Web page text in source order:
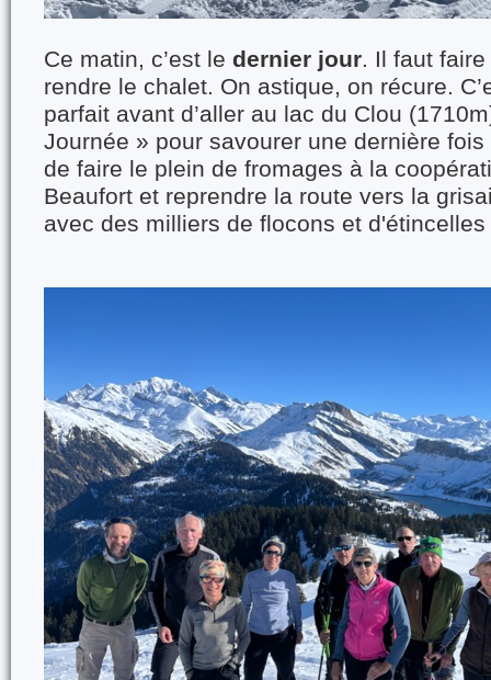
Ce matin, c’est le dernier jour. Il faut
rendre le chalet. On astique, on récure.
parfait avant d’aller au lac du Clou
Journée » pour savourer une dernière
de faire le plein de fromages à la
Beaufort et reprendre la route vers la
avec des milliers de flocons et